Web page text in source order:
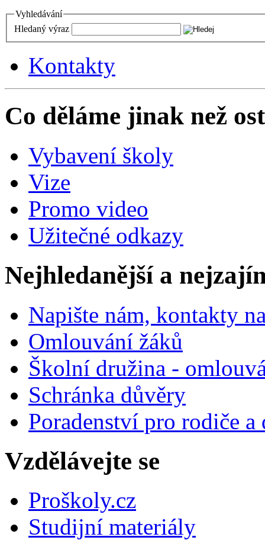
Vyhledávání
Hledaný výraz
Kontakty
Co děláme jinak než
Vybavení školy
Vize
Promo video
Užitečné odkazy
Nejhledanější a
Napište nám, kontakty
Omlouvání žáků
Školní družina -
Schránka důvěry
Poradenství pro rodiče
Vzdělávejte se
Proškoly.cz
Studijní materiály